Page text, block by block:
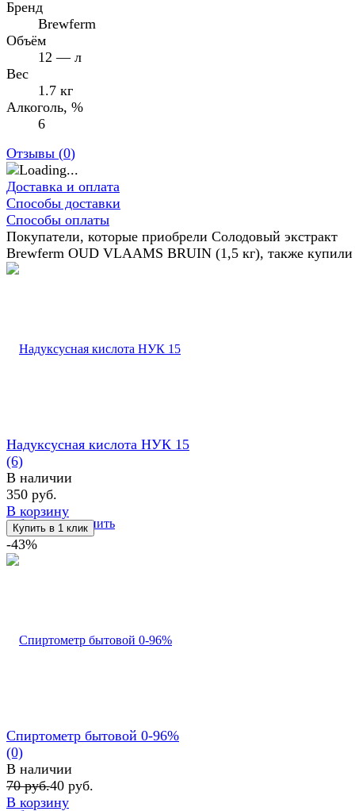
Бренд
Brewferm
Объём
12 — л
Вес
1.7 кг
Алкоголь, %
6
Отзывы (0)
Доставка и оплата
Способы доставки
Способы оплаты
Покупатели, которые приобрели Солодовый экстракт
Brewferm OUD VLAAMS BRUIN (1,5 кг), также купили
избранное сравнить
Надуксусная кислота НУК 15
(6)
В наличии
350 руб.
В корзину
-43%
Спиртометр бытовой 0-96%
(0)
В наличии
70 руб.40 руб.
В корзину